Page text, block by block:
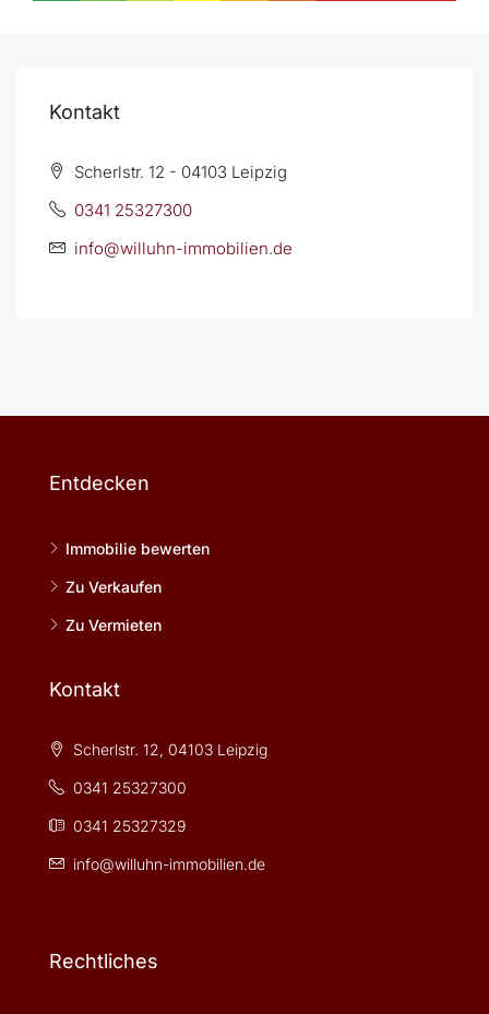
Kontakt
Scherlstr. 12 - 04103 Leipzig
0341 25327300
info@willuhn-immobilien.de
Entdecken
Immobilie bewerten
Zu Verkaufen
Zu Vermieten
Kontakt
Scherlstr. 12, 04103 Leipzig
0341 25327300
0341 25327329
info@willuhn-immobilien.de
Rechtliches